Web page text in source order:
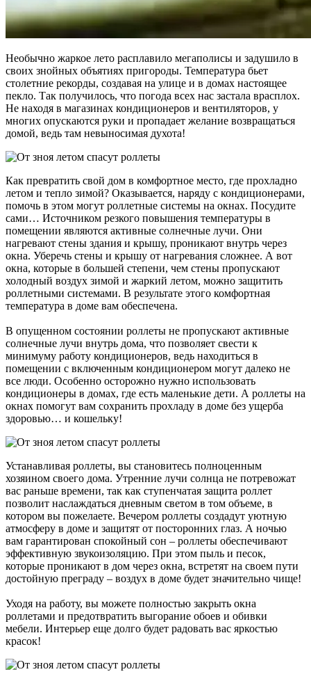
Необычно жаркое лето расплавило мегаполисы и задушило в
своих знойных объятиях пригороды. Температура бьет
столетние рекорды, создавая на улице и в домах настоящее
пекло. Так получилось, что погода всех нас застала врасплох.
Не находя в магазинах кондиционеров и вентиляторов, у
многих опускаются руки и пропадает желание возвращаться
домой, ведь там невыносимая духота!
Как превратить свой дом в комфортное место, где прохладно
летом и тепло зимой? Оказывается, наряду с кондиционерами,
помочь в этом могут роллетные системы на окнах. Посудите
сами… Источником резкого повышения температуры в
помещении являются активные солнечные лучи. Они
нагревают стены здания и крышу, проникают внутрь через
окна. Уберечь стены и крышу от нагревания сложнее. А вот
окна, которые в большей степени, чем стены пропускают
холодный воздух зимой и жаркий летом, можно защитить
роллетными системами. В результате этого комфортная
температура в доме вам обеспечена.
В опущенном состоянии роллеты не пропускают активные
солнечные лучи внутрь дома, что позволяет свести к
минимуму работу кондиционеров, ведь находиться в
помещении с включенным кондиционером могут далеко не
все люди. Особенно осторожно нужно использовать
кондиционеры в домах, где есть маленькие дети. А роллеты на
окнах помогут вам сохранить прохладу в доме без ущерба
здоровью… и кошельку!
Устанавливая роллеты, вы становитесь полноценным
хозяином своего дома. Утренние лучи солнца не потревожат
вас раньше времени, так как ступенчатая защита роллет
позволит наслаждаться дневным светом в том объеме, в
котором вы пожелаете. Вечером роллеты создадут уютную
атмосферу в доме и защитят от посторонних глаз. А ночью
вам гарантирован спокойный сон – роллеты обеспечивают
эффективную звукоизоляцию. При этом пыль и песок,
которые проникают в дом через окна, встретят на своем пути
достойную преграду – воздух в доме будет значительно чище!
Уходя на работу, вы можете полностью закрыть окна
роллетами и предотвратить выгорание обоев и обивки
мебели. Интерьер еще долго будет радовать вас яркостью
красок!